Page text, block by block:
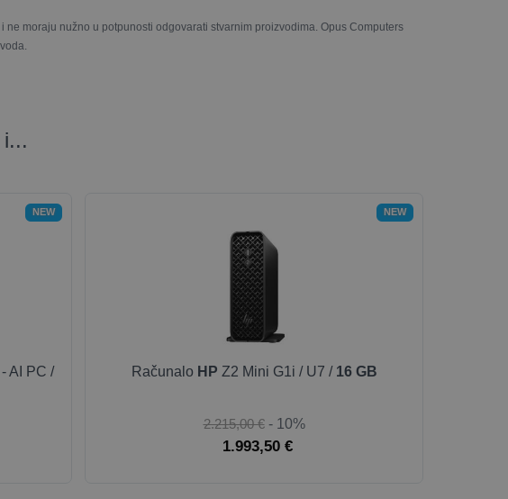
moraju nužno u potpunosti odgovarati stvarnim proizvodima. Opus Computers
NEW
AI PC /
NEW
Računalo HP Z2 Mini G1i / U7 / 16 GB
2.215,00 € - 10%
1.993,50 €